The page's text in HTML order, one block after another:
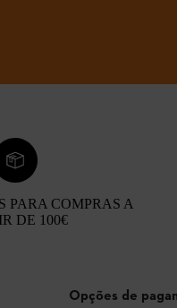
PARA COMPRAS A
DE 100€
Opções de